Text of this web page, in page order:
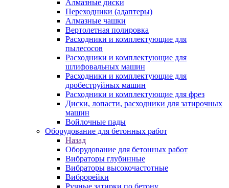
Алмазные диски
Переходники (адаптеры)
Алмазные чашки
Вертолетная полировка
Расходники и комплектующие для
пылесосов
Расходники и комплектующие для
шлифовальных машин
Расходники и комплектующие для
дробеструйных машин
Расходники и комплектующие для фрез
Диски, лопасти, расходники для затирочных
машин
Войлочные пады
Оборудование для бетонных работ
Назад
Оборудование для бетонных работ
Вибраторы глубинные
Вибраторы высокочастотные
Виброрейки
Ручные затирки по бетону